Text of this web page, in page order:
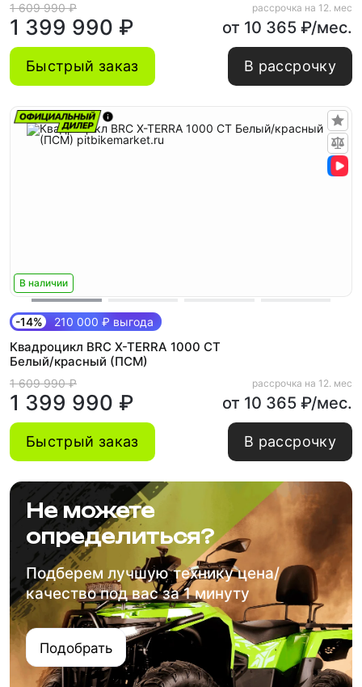
1 609 990 ₽
1 399 990 ₽
рассрочка на 12. мес
от 10 365 ₽/мес.
Быстрый заказ В рассрочку
В наличии
-14% 210 000 ₽ выгода
Квадроцикл BRC X-TERRA 1000 CT
Белый/красный (ПСМ)
1 609 990 ₽
1 399 990 ₽
рассрочка на 12. мес
от 10 365 ₽/мес.
Быстрый заказ В рассрочку
Не можете
определиться?
Подберем лучшую технику цена/
качество под вас за 1 минуту
Подобрать